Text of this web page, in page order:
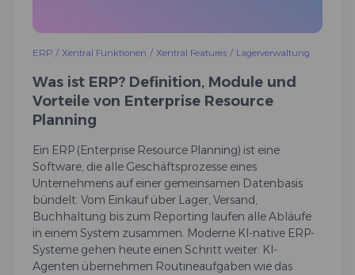
ERP / Xentral Funktionen / Xentral Features / Lagerverwaltung
Was ist ERP? Definition, Module und
Vorteile von Enterprise Resource
Planning
Ein ERP (Enterprise Resource Planning) ist eine
Software, die alle Geschäftsprozesse eines
Unternehmens auf einer gemeinsamen Datenbasis
bündelt. Vom Einkauf über Lager, Versand,
Buchhaltung bis zum Reporting laufen alle Abläufe
in einem System zusammen. Moderne KI-native ERP-
Systeme gehen heute einen Schritt weiter: KI-
Agenten übernehmen Routineaufgaben wie das